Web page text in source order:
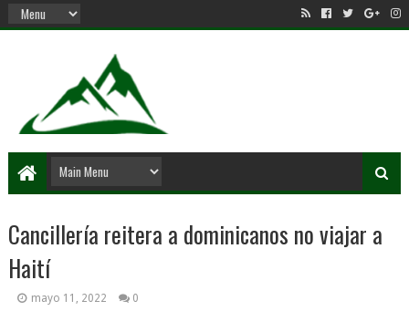
Cancillería reitera a dominicanos no viajar a
Haití
mayo 11, 2022 0